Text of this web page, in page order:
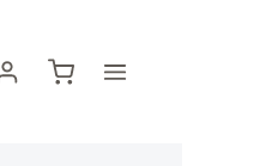
Freizeitartikel
Warenkorb enthält